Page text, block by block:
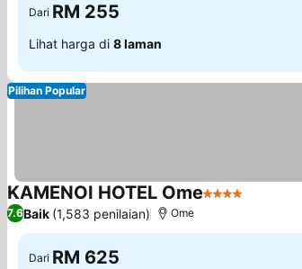
Dari RM 255
Lihat harga di 8 laman
Pilihan Popular
KAMENOI HOTEL Ome4 Bintang
7.6Baik (1,583 penilaian) Ome
Dari RM 625